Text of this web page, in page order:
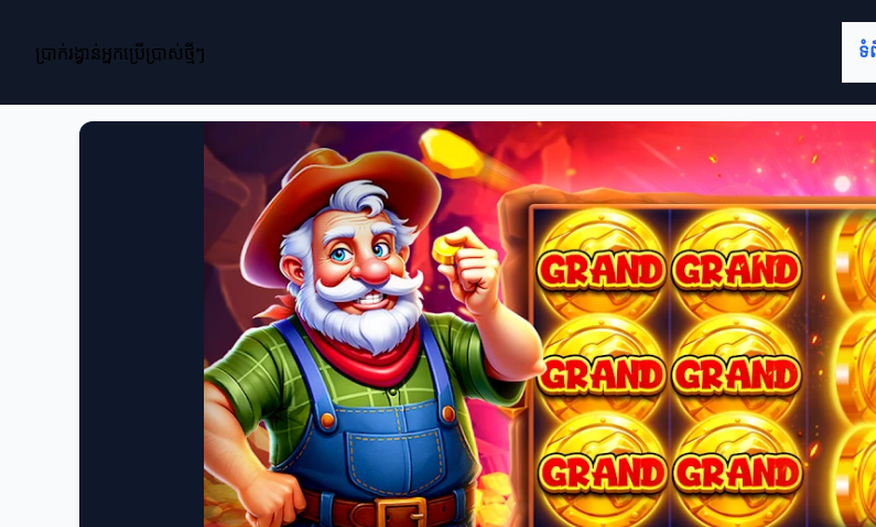
ប្រាក់រង្វាន់អ្នកប្រើប្រាស់ថ្មីៗ ទំ